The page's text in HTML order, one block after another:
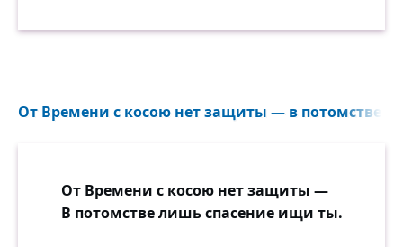
От Времени с косою нет защиты — в потомстве
От Времени с косою нет защиты —
В потомстве лишь спасение ищи ты.